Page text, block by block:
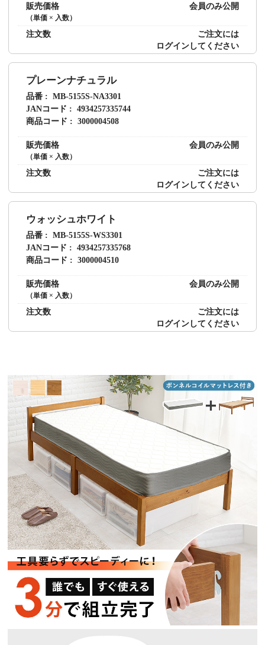
販売価格
（単価 × 入数）
会員のみ公開
注文数
ご注文には
ログインしてください
プレーンナチュラル
品番
MB-5155S-NA3301
JANコード
4934257335744
商品コード
3000004508
販売価格
（単価 × 入数）
会員のみ公開
注文数
ご注文には
ログインしてください
ウォッシュホワイト
品番
MB-5155S-WS3301
JANコード
4934257335768
商品コード
3000004510
販売価格
（単価 × 入数）
会員のみ公開
注文数
ご注文には
ログインしてください